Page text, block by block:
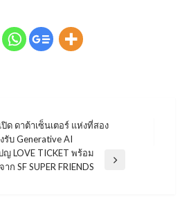
ด ดาต้าเซ็นเตอร์ แห่งที่สอง
รับ Generative AI
ญ LOVE TICKET พร้อม
SF SUPER FRIENDS